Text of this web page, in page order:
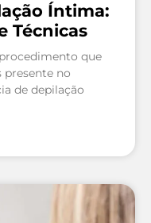
Íntima:
Técnicas
que
presente no
de depilação